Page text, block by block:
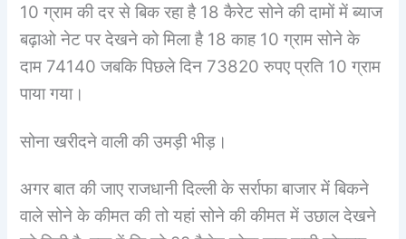
10 ग्राम की दर से बिक रहा है 18 कैरेट सोने की दामों में ब्याज
बढ़ाओ नेट पर देखने को मिला है 18 काह 10 ग्राम सोने के
दाम 74140 जबकि पिछले दिन 73820 रुपए प्रति 10 ग्राम
पाया गया।
सोना खरीदने वाली की उमड़ी भीड़।
अगर बात की जाए राजधानी दिल्ली के सर्राफा बाजार में बिकने
वाले सोने के कीमत की तो यहां सोने की कीमत में उछाल देखने